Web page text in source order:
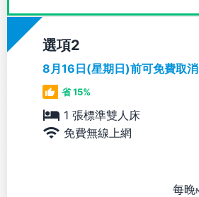
選項
8月16日(星期日)前可免費取消
省 15%
1 張標準雙人床
免費無線上網
每晚